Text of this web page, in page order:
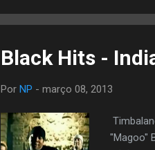
Girl" (Oh
Black Hits -
Por NP - março 08, 2013
"Magoo"